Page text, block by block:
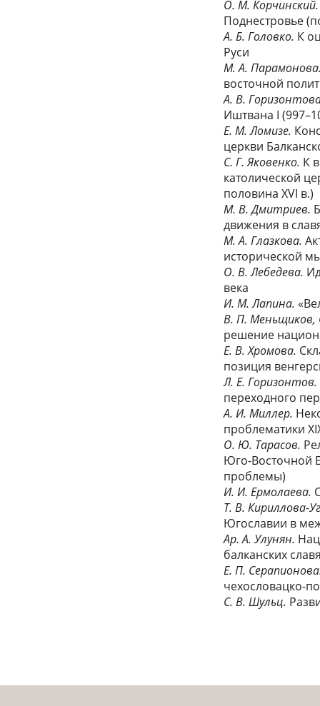
О. М.
Поднестровье
А. Б. Головко. К
Руси
М. А.
восточной
А. В.
Иштвана I
Е. М. Ломизе.
церкви
С. Г. Яковенко. К
католической
половина XVI в.)
М. В. Дмитриев.
движения в
М. А. Глазкова.
исторической
О. В. Лебедева.
века
И. М. Лапина.
В. П.
решение
Е. В. Хромова.
позиция
Л. Е. Горизонтов.
переходного
А. И. Миллер.
проблематики
О. Ю. Тарасов.
Юго-Восточной
проблемы)
И. И. Ермолаева.
Т. В. Кириллова-
Югославии в
Ар. А. Улунян.
балканских
Е. П.
чехословацко-
С. В. Шульц.